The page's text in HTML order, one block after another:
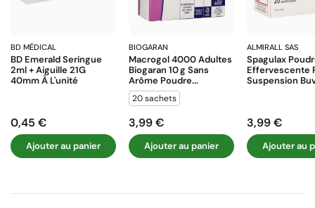
BD MÉDICAL
BD Emerald Seringue
2ml + Aiguille 21G
40mm À L'unité
Prix
0,45 €
Ajouter au panier
BIOGARAN
Macrogol 4000 Adultes
Biogaran 10 G Sans
Arôme Poudre...
20 sachets
Prix
3,99 €
Ajouter au panier
ALMIRALL SAS
Spagulax
Effervescente
Suspension
Prix
3,99 €
Ajouter au